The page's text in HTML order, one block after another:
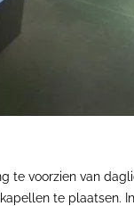
te voorzien van
te